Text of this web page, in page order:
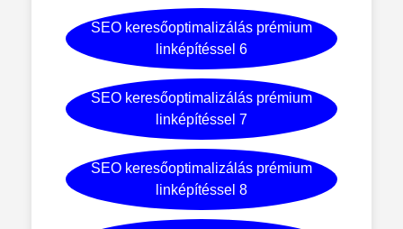
SEO keresőoptimalizálás prémium
linképítéssel 6
SEO keresőoptimalizálás prémium
linképítéssel 7
SEO keresőoptimalizálás prémium
linképítéssel 8